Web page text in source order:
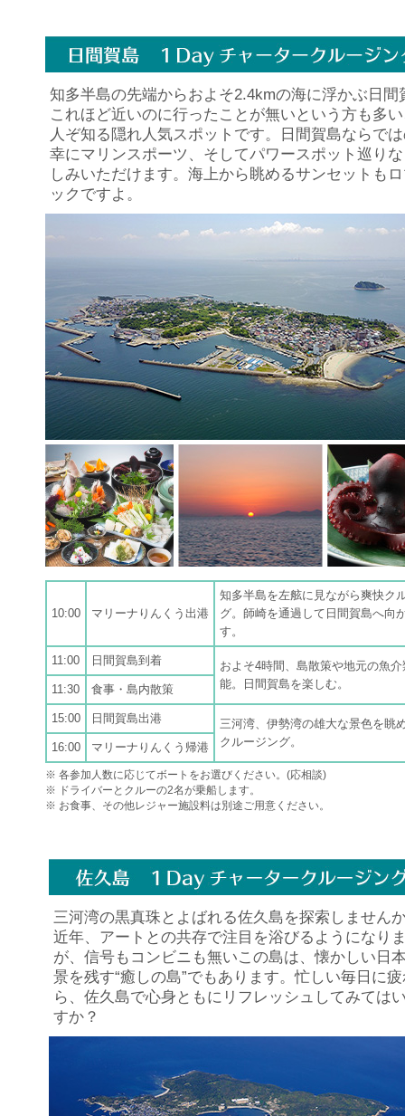
知多半島の先端からおよそ2.4kmの海に浮かぶ日間
これほど近いのに行ったことが無いという方も多
人ぞ知る隠れ人気スポットです。日間賀島ならで
幸にマリンスポーツ、そしてパワースポット巡り
しみいただけます。海上から眺めるサンセットも
ックですよ。
10:00 マリーナりんくう出港
知多半島を左舷に見ながら爽快ク
グ。師崎を通過して日間賀島へ向
す。
11:00 日間賀島到着
およそ4時間、島散策や地元の魚
能。日間賀島を楽しむ。
11:30 食事・島内散策
15:00 日間賀島出港
三河湾、伊勢湾の雄大な景色を眺
クルージング。
16:00 マリーナりんくう帰港
※ 各参加人数に応じてボートをお選びください。(応相談)
※ ドライバーとクルーの2名が乗船します。
※ お食事、その他レジャー施設料は別途ご用意ください。
三河湾の黒真珠とよばれる佐久島を探索しません
近年、アートとの共存で注目を浴びるようになり
が、信号もコンビニも無いこの島は、懐かしい日
景を残す“癒しの島”でもあります。忙しい毎日に
ら、佐久島で心身ともにリフレッシュしてみては
すか？